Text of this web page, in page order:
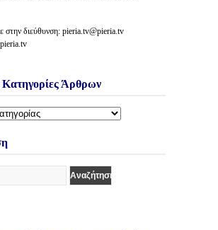
στην διεύθυνση: pieria.tv@pieria.tv
Κατηγορίες Άρθρων